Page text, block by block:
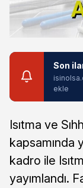
Son
ekle
Isıtma ve
kapsamında
kadro ile
yayımlandı.